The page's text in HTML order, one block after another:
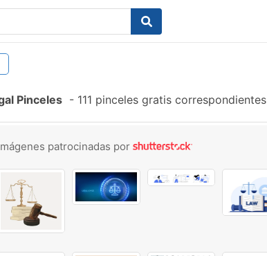
Pinceles - 111 pinceles gratis correspondientes
patrocinadas por